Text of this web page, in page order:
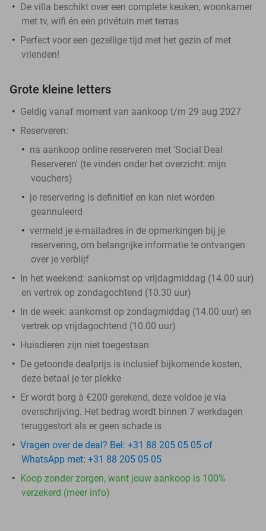
De villa beschikt over een complete keuken, woonkamer
met tv, wifi én een privétuin met terras
Perfect voor een gezellige tijd met het gezin of met
vrienden!
Grote kleine letters
Geldig vanaf moment van aankoop t/m 29 aug 2027
Reserveren:
na aankoop online reserveren met 'Social Deal
Reserveren' (te vinden onder het overzicht: mijn
vouchers)
je reservering is definitief en kan niet worden
geannuleerd
vermeld je e-mailadres in de opmerkingen bij je
reservering, om belangrijke informatie te ontvangen
over je verblijf
In het weekend: aankomst op vrijdagmiddag (14.00 uur)
en vertrek op zondagochtend (10.30 uur)
In de week: aankomst op zondagmiddag (14.00 uur) en
vertrek op vrijdagochtend (10.00 uur)
Huisdieren zijn niet toegestaan
De getoonde dealprijs is inclusief bijkomende kosten,
deze betaal je ter plekke
Er wordt borg à €200 gerekend, deze voldoe je via
overschrijving. Het bedrag wordt binnen 7 werkdagen
teruggestort als er geen schade is
Vragen over de deal? Bel: +31 88 205 05 05 of
WhatsApp met: +31 88 205 05 05
Koop zonder zorgen, want jouw aankoop is 100%
verzekerd (meer info)